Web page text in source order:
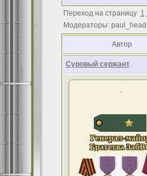
Переход на страницу 1
Модераторы:
Автор
Суровый сержант
.